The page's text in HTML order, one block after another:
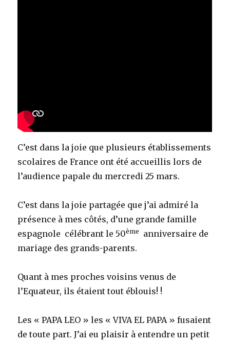
C’est dans la joie que plusieurs établissements
scolaires de France ont été accueillis lors de
l’audience papale du mercredi 25 mars.
C’est dans la joie partagée que j’ai admiré la
présence à mes côtés, d’une grande famille
espagnole célébrant le 50ème
anniversaire de
mariage des grands-parents.
Quant à mes proches voisins venus de
l’Equateur, ils étaient tout éblouis! !
Les « PAPA LEO » les « VIVA EL PAPA » fusaient
de toute part. J’ai eu plaisir à entendre un petit